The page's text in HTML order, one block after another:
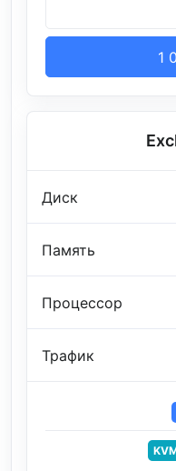
1
Диск
Память
Процессор
Трафик